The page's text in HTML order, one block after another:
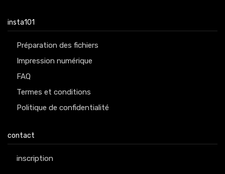
insta101
Préparation des fichiers
Impression numérique
FAQ
Termes et conditions
Politique de confidentialité
contact
inscription